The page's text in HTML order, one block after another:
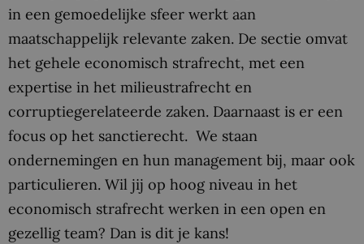
in een gemoedelijke sfeer werkt aan
maatschappelijk relevante zaken. De sectie omvat
het gehele economisch strafrecht, met een
expertise in het milieustrafrecht en
corruptiegerelateerde zaken. Daarnaast is er een
focus op het sanctierecht. We staan
ondernemingen en hun management bij, maar ook
particulieren. Wil jij op hoog niveau in het
economisch strafrecht werken in een open en
gezellig team? Dan is dit je kans!